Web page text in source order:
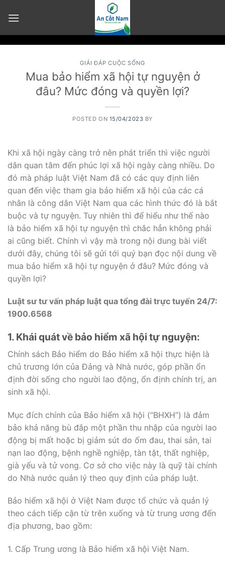
GIẢI ĐÁP CUỘC SỐNG
Mua bảo hiểm xã hội tự nguyện ở
đâu? Mức đóng và quyền lợi?
POSTED ON 15/04/2023 BY
Khi xã hội ngày càng trở nên phát triển thì việc người
dân quan tâm đến phúc lợi xã hội ngày càng nhiều. Do
đó mà pháp luật Việt Nam đã có các quy định liên
quan đến việc tham gia bảo hiểm xã hội của các cá
nhân là công dân Việt Nam qua các hình thức đó là bắt
buộc và tự nguyện. Tuy nhiên thì để hiểu như thế nào
là bảo hiểm xã hội tự nguyện thì chắc hẳn không phải
ai cũng biết. Chính vì vậy mà trong nội dung bài viết
dưới đây, chúng tôi sẽ gửi tới quý bạn đọc nội dung về
mua bảo hiểm xã hội tự nguyện ở đâu? Mức đóng và
quyền lợi?
Luật sưtư vấn pháp luật qua tổng đài trực tuyến 24/7:
1900.6568
1. Khái quát về bảo hiểm xã hội tự nguyện:
Chính sách Bảo hiểm do Bảo hiểm xã hội thực hiện là
chủ trương lớn của Đảng và Nhà nước, góp phần ổn
định đời sống cho người lao động, ổn định chính trị, an
sinh xã hội.
Mục đích chính của Bảo hiểm xã hội (“BHXH”) là đảm
bảo khả năng bù đắp một phần thu nhập của người lao
động bị mất hoặc bị giảm sút do ốm đau, thai sản, tai
nạn lao động, bệnh nghề nghiệp, tàn tật, thất nghiệp,
già yếu và tử vong. Cơ sở cho việc này là quỹ tài chính
do Nhà nước quản lý theo quy định của pháp luật.
Bảo hiểm xã hội ở Việt Nam được tổ chức và quản lý
theo cách tiếp cận từ trên xuống và từ trung ương đến
địa phương, bao gồm:
1. Cấp Trung ương là Bảo hiểm xã hội Việt Nam.